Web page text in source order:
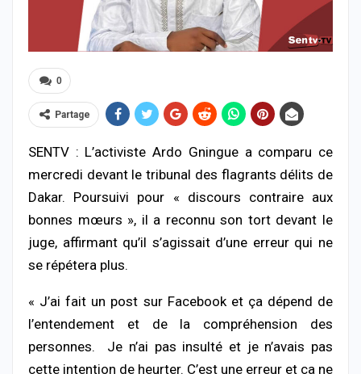
0
Partage
SENTV : L’activiste Ardo Gningue a comparu ce
mercredi devant le tribunal des flagrants délits de
Dakar. Poursuivi pour « discours contraire aux
bonnes mœurs », il a reconnu son tort devant le
juge, affirmant qu’il s’agissait d’une erreur qui ne
se répétera plus.
« J’ai fait un post sur Facebook et ça dépend de
l’entendement et de la compréhension des
personnes. Je n’ai pas insulté et je n’avais pas
cette intention de heurter. C’est une erreur et ça ne